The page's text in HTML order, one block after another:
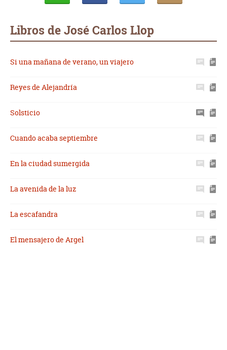
Libros de José Carlos Llop
Si una mañana de verano, un viajero
Reyes de Alejandría
Solsticio
Cuando acaba septiembre
En la ciudad sumergida
La avenida de la luz
La escafandra
El mensajero de Argel